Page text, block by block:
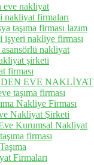
eve nakliyat
nakliyat firmaları
taşıma firması lazım
işyeri nakliye firması
asansörlü nakliyat
şirketi
firması
EVE NAKLİYAT
taşıma firması
Nakliye Firması
Nakliyat Şirketi
Kurumsal Nakliyat
firması
Firmaları